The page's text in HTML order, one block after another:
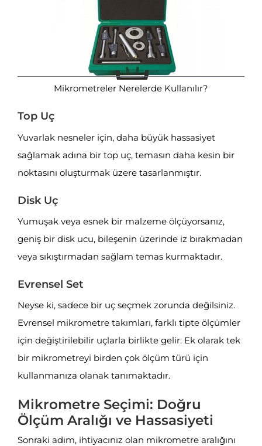
Mikrometreler Nerelerde Kullanılır?
Top Uç
Yuvarlak nesneler için, daha büyük hassasiyet
sağlamak adına bir top uç, temasın daha kesin bir
noktasını oluşturmak üzere tasarlanmıştır.
Disk Uç
Yumuşak veya esnek bir malzeme ölçüyorsanız,
geniş bir disk ucu, bileşenin üzerinde iz bırakmadan
veya sıkıştırmadan sağlam temas kurmaktadır.
Evrensel Set
Neyse ki, sadece bir uç seçmek zorunda değilsiniz.
Evrensel mikrometre takımları, farklı tipte ölçümler
için değiştirilebilir uçlarla birlikte gelir. Ek olarak tek
bir mikrometreyi birden çok ölçüm türü için
kullanmanıza olanak tanımaktadır.
Mikrometre Seçimi: Doğru
Ölçüm Aralığı ve Hassasiyeti
Sonraki adım, ihtiyacınız olan mikrometre aralığını